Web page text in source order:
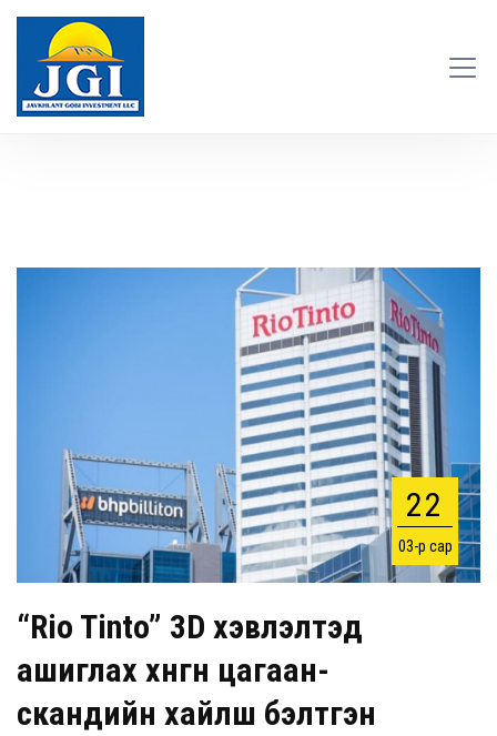
22
03-р сар
“Rio Tinto” 3D хэвлэлтэд
ашиглах хөнгөн цагаан-
скандийн хайлш бэлтгэн